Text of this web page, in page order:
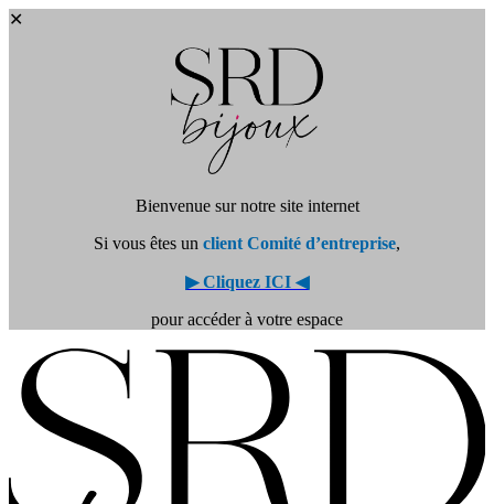
✕
Bienvenue sur notre site internet
Si vous êtes un client Comité d’entreprise,
▶ Cliquez ICI ◀
pour accéder à votre espace